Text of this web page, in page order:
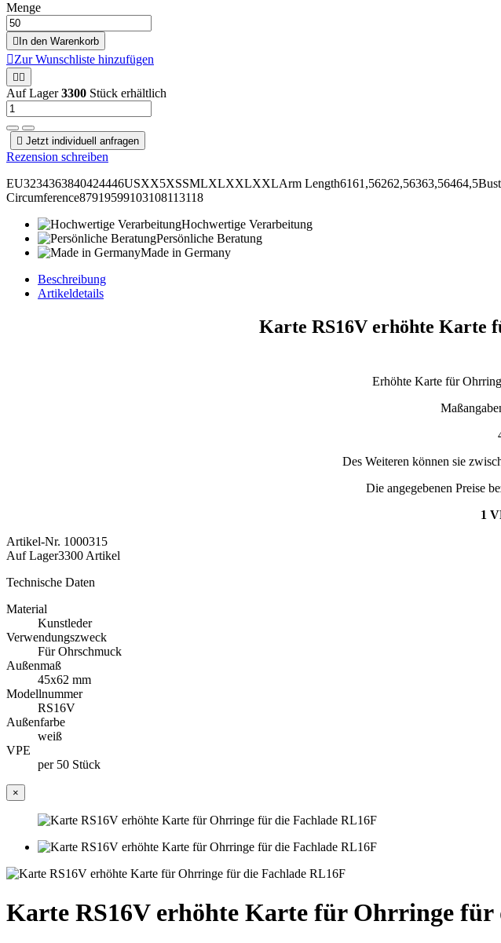
Menge
 In den Warenkorb
Zur Wunschliste hinzufügen
 
Auf Lager3300 Stück erhältlich
 Jetzt individuell anfragen
Rezension schreiben
EU3234363840424446USXX5XSSMLXLXXLXXLArm Length6161,56262,56363,56464,5Bust
Circumference87919599103108113118
Hochwertige Verarbeitung
Persönliche Beratung
Made in Germany
Beschreibung
Artikeldetails
Karte RS16V erhöhte Karte
Erhöhte Karte für
Des Weiteren können sie
Die angegebenen Preise
1
Artikel-Nr. 1000315
Auf Lager3300 Artikel
Technische Daten
Material
Kunstleder
Verwendungszweck
Für Ohrschmuck
Außenmaß
45x62 mm
Modellnummer
RS16V
Außenfarbe
weiß
VPE
per 50 Stück
×
Karte RS16V erhöhte Karte für Ohrringe für